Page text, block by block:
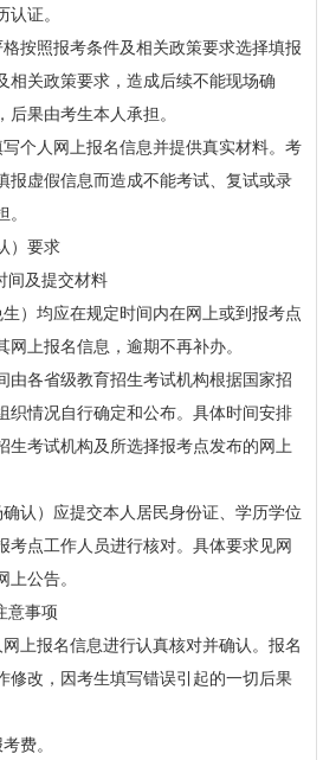
证。
格按照报考条件及相关政策要求选择填报
相关政策要求，造成后续不能现场确
果由考生本人承担。
写个人网上报名信息并提供真实材料。考
报虚假信息而造成不能考试、复试或录
）要求
间及提交材料
生）均应在规定时间内在网上或到报考点
上报名信息，逾期不再补办。
由各省级教育招生考试机构根据国家招
织情况自行确定和公布。具体时间安排
生考试机构及所选择报考点发布的网上
确认）应提交本人居民身份证、学历学位
考点工作人员进行核对。具体要求见网
公告。
意事项
网上报名信息进行认真核对并确认。报名
修改，因考生填写错误引起的一切后果
费。